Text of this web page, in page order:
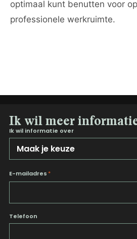
optimaal kunt benutten voor
professionele werkruimte.
Ik wil meer
Ik wil informatie over
E-mailadres *
Telefoon